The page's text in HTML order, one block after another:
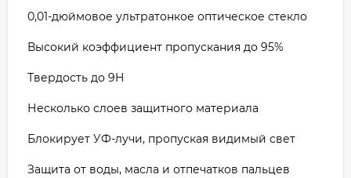
0,01-дюймовое ультратонкое оптическое стекло
Высокий коэффициент пропускания до 95%
Твердость до 9H
Несколько слоев защитного материала
Блокирует УФ-лучи, пропуская видимый свет
Защита от воды, масла и отпечатков пальцев